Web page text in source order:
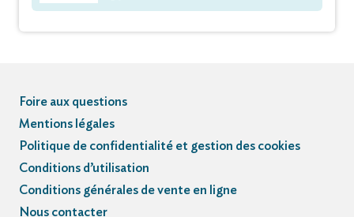
Foire aux questions
Mentions légales
Politique de confidentialité et gestion des cookies
Conditions d’utilisation
Conditions générales de vente en ligne
Nous contacter